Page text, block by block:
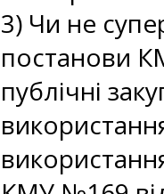
3) Чи не
постанови
публічні